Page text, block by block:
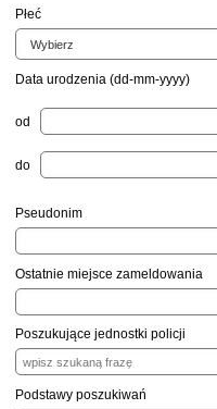
Płeć
Data urodzenia (dd-mm-yyyy)
od
do
Pseudonim
Ostatnie miejsce zameldowania
Poszukujące jednostki policji
Podstawy poszukiwań